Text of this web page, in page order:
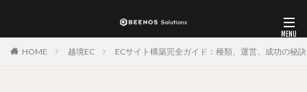
HOME 越境EC ECサイト構築完全ガイド：種類、運営、成功の秘訣